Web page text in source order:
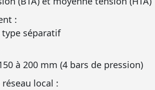
:
séparatif
à 200 mm (4 bars de pression)
local :